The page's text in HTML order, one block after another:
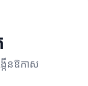
ើនឱកាស